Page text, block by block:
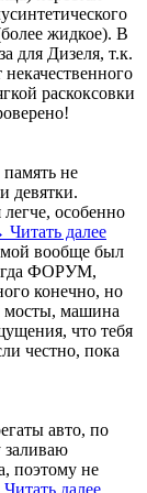
жидкое). В
для Дизеля, т.к.
раскоксовки
не
девятки.
особенно
Читать далее
вообще был
ФОРУМ,
конечно, но
мосты, машина
что тебя
честно, пока
авто, по
заливаю
поэтому не
далее